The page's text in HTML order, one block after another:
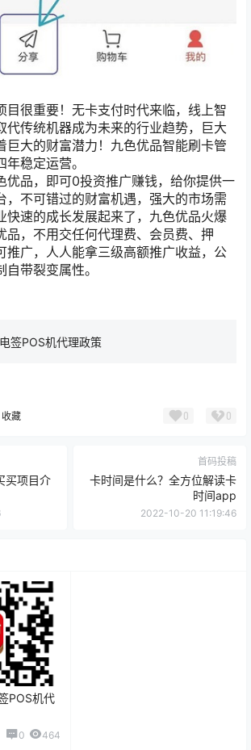
目很重要！无卡支付时代来临，线上智
代传统机器成为未来的行业趋势，巨大
巨大的财富潜力！九色优品智能刷卡管
稳定运营。
优品，即可0投资推广赚钱，给你提供一
，不可错过的财富机遇，强大的市场需
快速的成长发展起来了，九色优品火爆
品，不用交任何代理费、会员费、押
推广，人人能拿三级高额推广收益，公
带裂变属性。
签POS机代理政策
收藏 0 0
买项目介
首码投稿
卡时间是什么？全方位解读卡
时间app
2022-10-20 11:19:46
POS机代
0 464